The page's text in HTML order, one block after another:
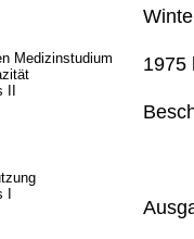
Medizinstudium
1975